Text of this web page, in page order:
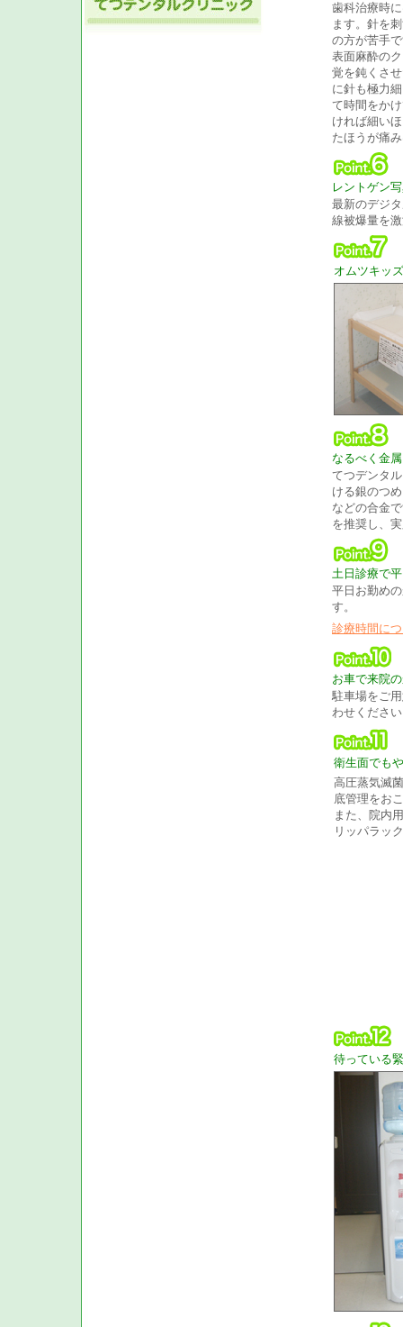
歯科治療時
ます。針を
の方が苦手
表面麻酔の
覚を鈍くさ
に針も極力
て時間をか
ければ細い
たほうが痛
レントゲン
最新のデジ
線被爆量を
オムツキッ
なるべく金
てつデンタ
ける銀のつ
などの合金
を推奨し、
土日診療で
平日お勤め
す。
診療時間に
お車で来院
駐車場をご
わせくださ
衛生面でも
高圧蒸気滅
底管理をお
また、院内
リッパラッ
待っている